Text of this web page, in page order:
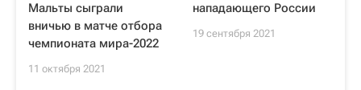
Мальты сыграли
вничью в матче отбора
чемпионата мира-2022
11 октября 2021
нападающего России
19 сентября 2021